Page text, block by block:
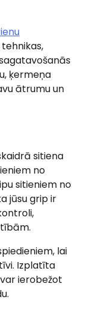
ķermeņa
ātrumu un
sitiena
no
sitieniem no
jūsu grip ir
lai
Izplatīta
ierobežot